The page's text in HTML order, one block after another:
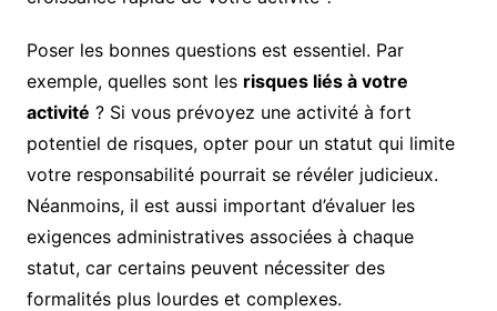
Poser les bonnes questions est essentiel. Par
exemple, quelles sont les risques liés à votre
activité ? Si vous prévoyez une activité à fort
potentiel de risques, opter pour un statut qui limite
votre responsabilité pourrait se révéler judicieux.
Néanmoins, il est aussi important d’évaluer les
exigences administratives associées à chaque
statut, car certains peuvent nécessiter des
formalités plus lourdes et complexes.